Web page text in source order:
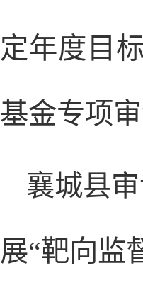
定年度目
基金专项
襄城县
展“靶向监